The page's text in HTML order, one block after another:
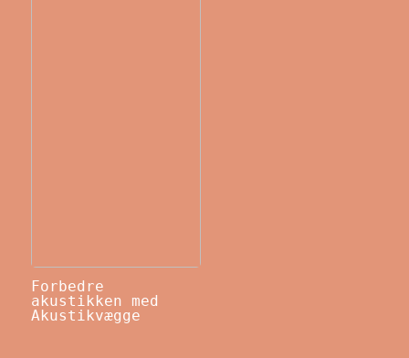
Forbedre
akustikken med
Akustikvægge